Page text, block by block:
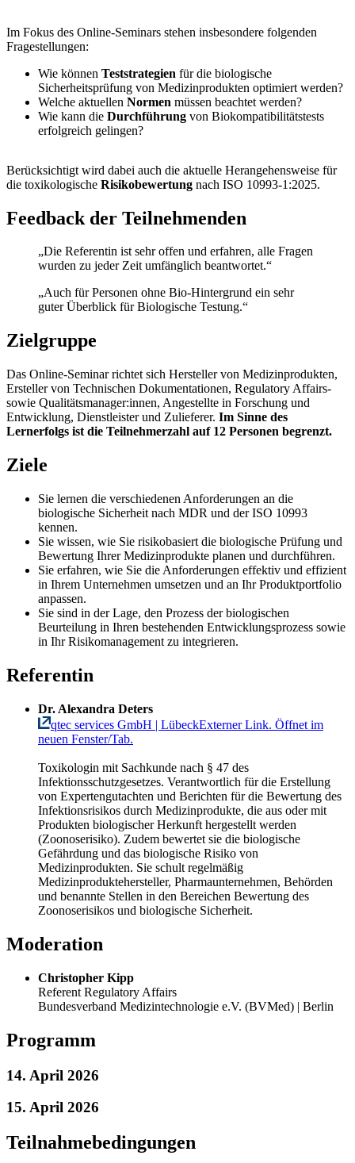
Im Fokus des Online-Seminars stehen insbesondere folgenden
Fragestellungen:
Wie können Teststrategien für die biologische
Sicherheitsprüfung von Medizinprodukten optimiert werden?
Welche aktuellen Normen müssen beachtet werden?
Wie kann die Durchführung von Biokompatibilitätstests
erfolgreich gelingen?
Berücksichtigt wird dabei auch die aktuelle Herangehensweise für
die toxikologische Risikobewertung nach ISO 10993-1:2025.
Feedback der Teilnehmenden
„Die Referentin ist sehr offen und erfahren, alle Fragen
wurden zu jeder Zeit umfänglich beantwortet.“
„Auch für Personen ohne Bio-Hintergrund ein sehr
guter Überblick für Biologische Testung.“
Zielgruppe
Das Online-Seminar richtet sich Hersteller von Medizinprodukten,
Ersteller von Technischen Dokumentationen, Regulatory Affairs-
sowie Qualitätsmanager:innen, Angestellte in Forschung und
Entwicklung, Dienstleister und Zulieferer. Im Sinne des
Lernerfolgs ist die Teilnehmerzahl auf 12 Personen begrenzt.
Ziele
Sie lernen die verschiedenen Anforderungen an die
biologische Sicherheit nach MDR und der ISO 10993
kennen.
Sie wissen, wie Sie risikobasiert die biologische Prüfung und
Bewertung Ihrer Medizinprodukte planen und durchführen.
Sie erfahren, wie Sie die Anforderungen effektiv und effizient
in Ihrem Unternehmen umsetzen und an Ihr Produktportfolio
anpassen.
Sie sind in der Lage, den Prozess der biologischen
Beurteilung in Ihren bestehenden Entwicklungsprozess sowie
in Ihr Risikomanagement zu integrieren.
Referentin
Dr. Alexandra Deters
qtec services GmbH | LübeckExterner Link. Öffnet im
neuen Fenster/Tab.
Toxikologin mit Sachkunde nach § 47 des
Infektionsschutzgesetzes. Verantwortlich für die Erstellung
von Expertengutachten und Berichten für die Bewertung des
Infektionsrisikos durch Medizinprodukte, die aus oder mit
Produkten biologischer Herkunft hergestellt werden
(Zoonoserisiko). Zudem bewertet sie die biologische
Gefährdung und das biologische Risiko von
Medizinprodukten. Sie schult regelmäßig
Medizinproduktehersteller, Pharmaunternehmen, Behörden
und benannte Stellen in den Bereichen Bewertung des
Zoonoserisikos und biologische Sicherheit.
Moderation
Christopher Kipp
Referent Regulatory Affairs
Bundesverband Medizintechnologie e.V. (BVMed) | Berlin
Programm
14. April 2026
15. April 2026
Teilnahmebedingungen